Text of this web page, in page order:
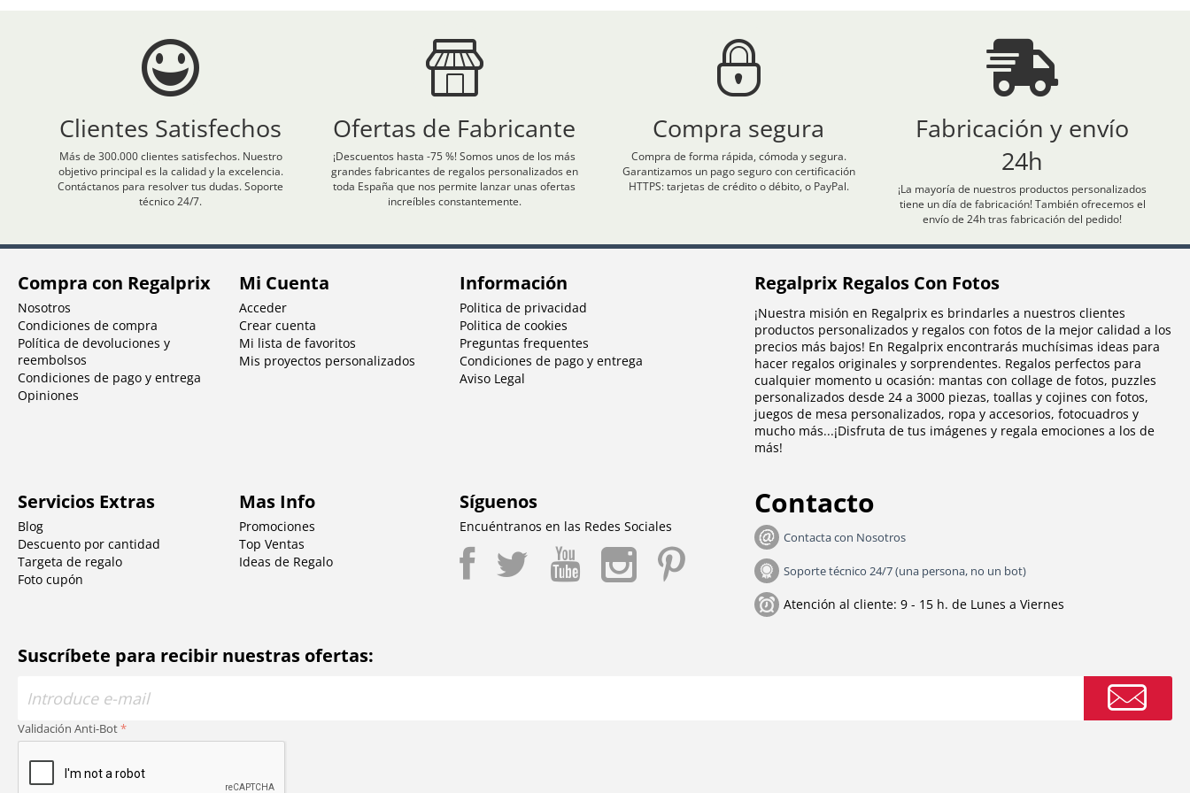
Clientes Satisfechos
Más de 300.000 clientes satisfechos. Nuestro
objetivo principal es la calidad y la excelencia.
Contáctanos para resolver tus dudas. Soporte
técnico 24/7.
Ofertas de Fabricante
¡Descuentos hasta -75 %! Somos unos de los más
grandes fabricantes de regalos personalizados en
toda España que nos permite lanzar unas ofertas
increíbles constantemente.
Compra segura
Compra de forma rápida, cómoda y segura.
Garantizamos un pago seguro con certificación
HTTPS: tarjetas de crédito o débito, o PayPal.
Fabricación y envío
24h
¡La mayoría de nuestros productos personalizados
tiene un día de fabricación! También ofrecemos el
envío de 24h tras fabricación del pedido!
Compra con Regalprix
Nosotros
Condiciones de compra
Política de devoluciones y
reembolsos
Condiciones de pago y entrega
Opiniones
Mi Cuenta
Acceder
Crear cuenta
Mi lista de favoritos
Mis proyectos personalizados
Información
Politica de privacidad
Politica de cookies
Preguntas frequentes
Condiciones de pago y entrega
Aviso Legal
Regalprix Regalos Con Fotos
¡Nuestra misión en Regalprix es brindarles a nuestros clientes
productos personalizados y regalos con fotos de la mejor calidad a los
precios más bajos! En Regalprix encontrarás muchísimas ideas para
hacer regalos originales y sorprendentes. Regalos perfectos para
cualquier momento u ocasión: mantas con collage de fotos, puzzles
personalizados desde 24 a 3000 piezas,toallas ycojines con fotos,
juegos de mesa personalizados, ropa y accesorios,fotocuadros y
mucho más...¡Disfruta de tus imágenes y regala emociones a los de
más!
Servicios Extras
Blog
Descuento por cantidad
Targeta de regalo
Foto cupón
Mas Info
Promociones
Top Ventas
Ideas de Regalo
Síguenos
Encuéntranos en las Redes Sociales
Contacto
Contacta con Nosotros
Soporte técnico 24/7 (una persona, no un bot)
Atención al cliente: 9 - 15 h. de Lunes a Viernes
Suscríbete para recibir nuestras ofertas:
Validación Anti-Bot